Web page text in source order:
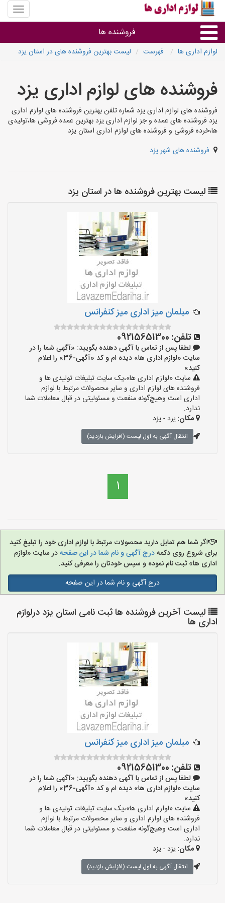
منوی
سایت
اداری
ها
فروشنده ها
استان ها
لوازم اداری ها فهرست لیست بهترین فروشنده های در استان یزد
فروشنده های لوازم اداری یزد
فروشنده های لوازم اداری یزد شماره تلفن بهترین فروشنده های لوازم اداری
یزد فروشنده های عمده و جز لوازم اداری یزد بهترین عمده فروشی ها،تولیدی
ها،خرده فروشی و فروشنده های لوازم اداری استان یزد
فروشنده های شهر یزد
لیست بهترین فروشنده ها در استان یزد
مبلمان میز اداری میز کنفرانس
تلفن: 09215651300
لطفا پس از تماس با آگهی دهنده بگویید: «آگهی شما را در
سایت «لوازم اداری ها» دیده ام و کد «آگهی-36» را اعلام
کنید»
سایت «لوازم اداری ها»،یک سایت تبلیغات تولیدی ها و
فروشنده های لوازم اداری و سایر محصولات مرتبط با لوازم
اداری است وهیچ‌گونه منفعت و مسئولیتی در قبال معاملات شما
ندارد.
مکان:یزد - یزد
انتقال آگهی به اول لیست (افزایش بازدید)
1
اگر شما هم تمایل دارید محصولات مرتبط با لوازم اداری خود را تبلیغ کنید
برای شروع روی دکمهدرج آگهی و نام شما در این صفحهدر سایت «لوازم
اداری ها» ثبت نام نموده و سپس خودتان را معرفی کنید.
درج آگهی و نام شما در این صفحه
لیست آخرین فروشنده ها ثبت نامی استان یزد درلوازم
اداری ها
مبلمان میز اداری میز کنفرانس
تلفن: 09215651300
لطفا پس از تماس با آگهی دهنده بگویید: «آگهی شما را در
سایت «لوازم اداری ها» دیده ام و کد «آگهی-36» را اعلام
کنید»
سایت «لوازم اداری ها»،یک سایت تبلیغات تولیدی ها و
فروشنده های لوازم اداری و سایر محصولات مرتبط با لوازم
اداری است وهیچ‌گونه منفعت و مسئولیتی در قبال معاملات شما
ندارد.
مکان:یزد - یزد
انتقال آگهی به اول لیست (افزایش بازدید)